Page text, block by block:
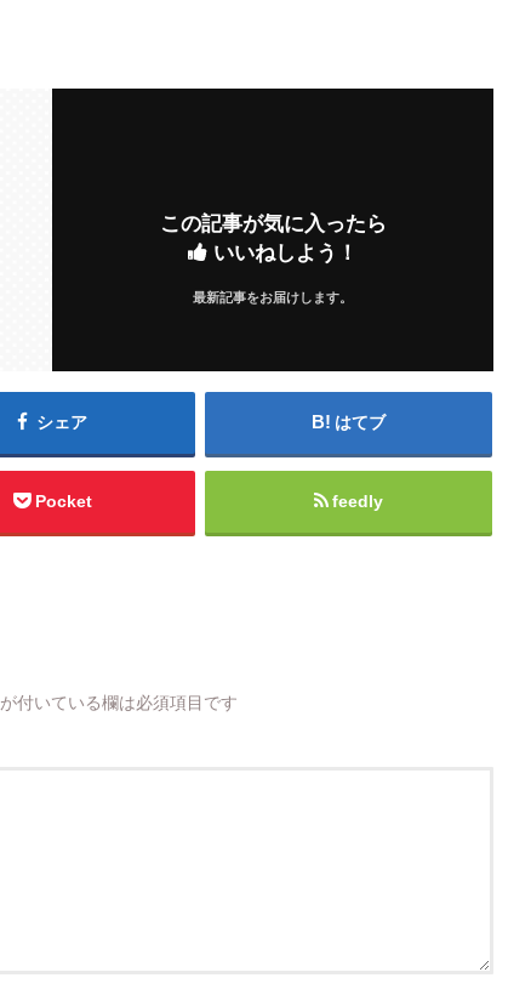
この記事が気に入ったら
いいねしよう！
最新記事をお届けします。
シェア はてブ
Pocket feedly
が付いている欄は必須項目です